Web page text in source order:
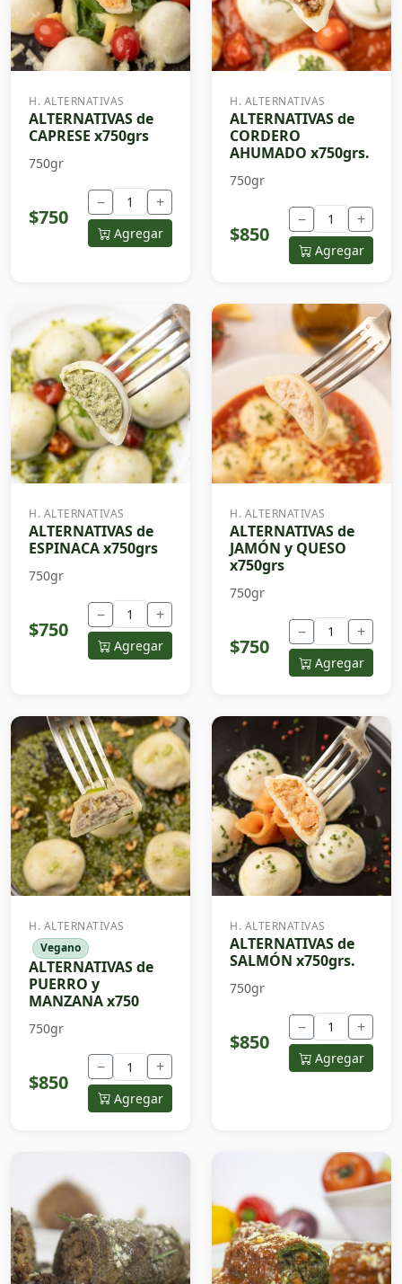
H. ALTERNATIVAS
ALTERNATIVAS de
CAPRESE x750grs
750gr
$750
− +
Agregar
H. ALTERNATIVAS
ALTERNATIVAS de
CORDERO
AHUMADO x750grs.
750gr
$850
− +
Agregar
H. ALTERNATIVAS
ALTERNATIVAS de
ESPINACA x750grs
750gr
$750
− +
Agregar
H. ALTERNATIVAS
ALTERNATIVAS de
JAMÓN y QUESO
x750grs
750gr
$750
− +
Agregar
H. ALTERNATIVAS
Vegano
ALTERNATIVAS de
PUERRO y
MANZANA x750
750gr
$850
− +
Agregar
H. ALTERNATIVAS
ALTERNATIVAS de
SALMÓN x750grs.
750gr
$850
− +
Agregar